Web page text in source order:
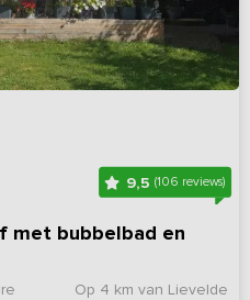
9,5 (106 reviews)
met bubbelbad en
Op 4 km van Lievelde